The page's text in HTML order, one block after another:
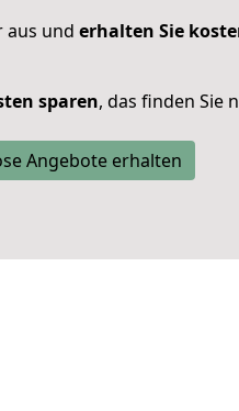
aus und erhalten Sie
sparen, das finden Sie
Angebote erhalten